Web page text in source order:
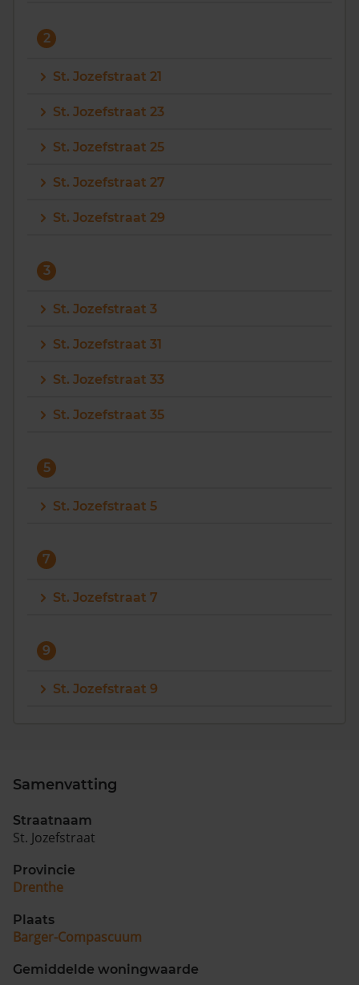
2
St. Jozefstraat 21
St. Jozefstraat 23
St. Jozefstraat 25
St. Jozefstraat 27
St. Jozefstraat 29
3
St. Jozefstraat 3
St. Jozefstraat 31
St. Jozefstraat 33
St. Jozefstraat 35
5
St. Jozefstraat 5
7
St. Jozefstraat 7
9
St. Jozefstraat 9
Samenvatting
Straatnaam
St. Jozefstraat
Provincie
Drenthe
Plaats
Barger-Compascuum
Gemiddelde woningwaarde